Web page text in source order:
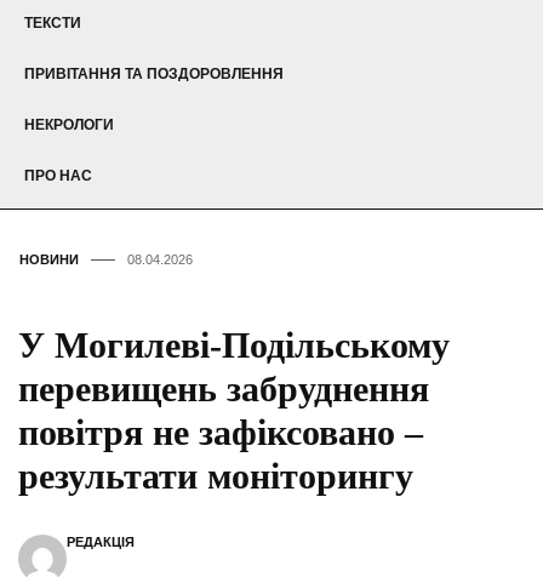
ТЕКСТИ
ПРИВІТАННЯ ТА ПОЗДОРОВЛЕННЯ
НЕКРОЛОГИ
ПРО НАС
НОВИНИ 08.04.2026
У Могилеві-Подільському
перевищень забруднення
повітря не зафіксовано –
результати моніторингу
РЕДАКЦІЯ